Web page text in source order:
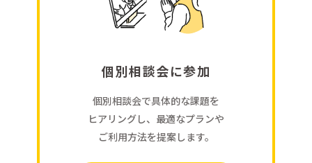
個別相談会に参加
個別相談会で具体的な課題を
ヒアリングし、最適なプランや
ご利用方法を提案します。